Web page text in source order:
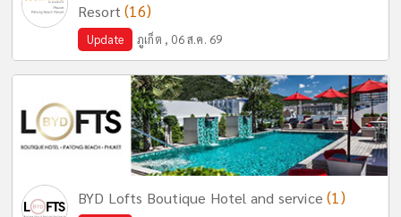
Resort(16)
Update ภูเก็ต , 06 ส.ค. 69
BYD Lofts Boutique Hotel and service(1)